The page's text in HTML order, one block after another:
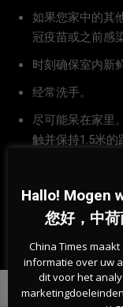
如果您家中的其
冠疫苗或之前感
时刻确保室内新
经常洗手。
尽可能呆在家里
触并保持1.5米的
Hallo! Mogen
您好，中
China Times
informatie over uw
dit voor het